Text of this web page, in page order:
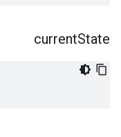
currentState